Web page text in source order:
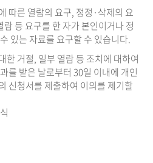
따른 열람의 요구, 정정·삭제의 요
등 요구를 한 자가 본인이거나 정
있는 자료를 요구할 수 있습니다.
한 거절, 일부 열람 등 조치에 대하여
를 받은 날로부터 30일 이내에 개인
신청서를 제출하여 이의를 제기할